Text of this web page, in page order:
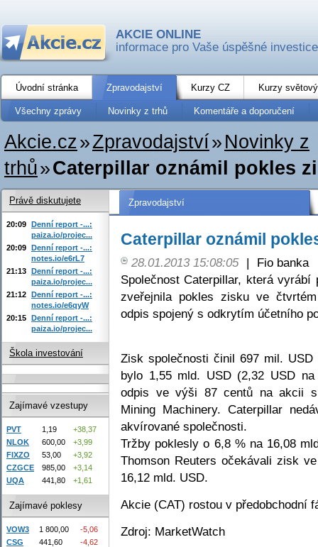
AKCIE ONLINE
informace pro Vaše úspěšné investice
Úvodní stránka Zpravodajství Kurzy CZ Kurzy
Všechny zprávy Novinky z trhů Komentáře a doporučení
Akcie.cz»Zpravodajství» Novinky z
trhů»Caterpillar oznámil pokles
Zpravodajství
Caterpillar oznámil
28.01.2013 15:08:05 |
Fio banka
Společnost Caterpillar, která
zveřejnila pokles zisku ve
odpis spojený s odkrytím účetního
Zisk společnosti činil 697 mil.
bylo 1,55 mld. USD (2,32 USD
odpis ve výši 87 centů na akcii
Mining Machinery. Caterpillar
akvírované společnosti.
Tržby poklesly o 6,8 % na 16,08
Thomson Reuters očekávali zisk
16,12 mld. USD.
Akcie (CAT) rostou v předobchodní
Zdroj: MarketWatch
Právě diskutujete
20:09 Denní report -...:
paiza.io/projec...
20:09 Denní report -...:
notes.io/e6rL7
21:13 Denní report -...:
paiza.io/projec...
21:12 Denní report -...:
notes.io/e6qyW
20:15 Denní report -...:
paiza.io/projec...
Škola investování
Zajímavé vzestupy
PVT 1,19
+38,37
NLOK
600,00
+3,99
FIXZO
53,00
+3,92
CZGCE
985,00
+3,14
UQA
441,80 +1,61
Zajímavé poklesy
VOW3 1 800,00
-5,06
CSG
441,60
-4,62